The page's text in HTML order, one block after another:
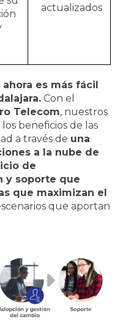
actualizados
es más fácil
Con el
Telecom, nuestros
beneficios de las
a través de una
a la nube de
de
y soporte que
que maximizan el
que aportan